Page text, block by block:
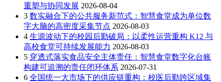
重塑与协同发展 2026-08-04
3 数实融合下的公共服务新范式：智慧食堂成为单位数
字大脑的高密度采集节点 2026-08-03
4 生源波动下的校园后勤破局：以柔性运营重构 K12 与
高校食堂可持续发展能力 2026-08-03
5 穿透式落实食品安全主体责任：智慧食堂数字化台账
构建可追溯的责任闭环体系 2026-07-31
6 全国统一大市场下的供应链重构：校医后勤跨区域集